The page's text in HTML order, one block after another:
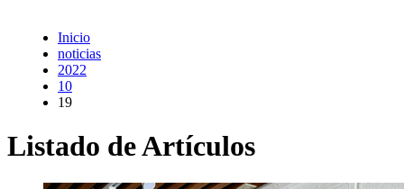
Inicio
noticias
2022
10
19
Listado de Artículos